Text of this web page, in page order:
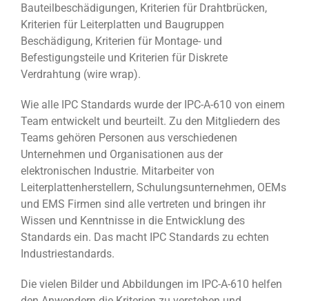
Bauteilbeschädigungen, Kriterien für Drahtbrücken,
Kriterien für Leiterplatten und Baugruppen
Beschädigung, Kriterien für Montage- und
Befestigungsteile und Kriterien für Diskrete
Verdrahtung (wire wrap).
Wie alle IPC Standards wurde der IPC-A-610 von einem
Team entwickelt und beurteilt. Zu den Mitgliedern des
Teams gehören Personen aus verschiedenen
Unternehmen und Organisationen aus der
elektronischen Industrie. Mitarbeiter von
Leiterplattenherstellern, Schulungsunternehmen, OEMs
und EMS Firmen sind alle vertreten und bringen ihr
Wissen und Kenntnisse in die Entwicklung des
Standards ein. Das macht IPC Standards zu echten
Industriestandards.
Die vielen Bilder und Abbildungen im IPC-A-610 helfen